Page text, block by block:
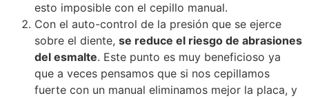
esto imposible con el cepillo manual.
Con el auto-control de la presión que se ejerce
sobre el diente, se reduce el riesgo de abrasiones
del esmalte. Este punto es muy beneficioso ya
que a veces pensamos que si nos cepillamos
fuerte con un manual eliminamos mejor la placa, y